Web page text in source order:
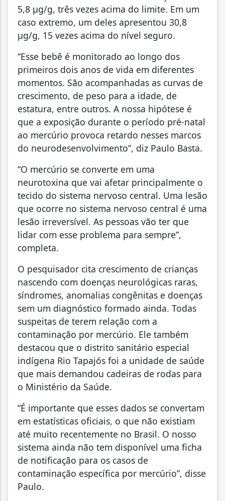
5,8 µg/g, três vezes acima do limite. Em um
caso extremo, um deles apresentou 30,8
µg/g, 15 vezes acima do nível seguro.
“Esse bebê é monitorado ao longo dos
primeiros dois anos de vida em diferentes
momentos. São acompanhadas as curvas de
crescimento, de peso para a idade, de
estatura, entre outros. A nossa hipótese é
que a exposição durante o período pré-natal
ao mercúrio provoca retardo nesses marcos
do neurodesenvolvimento”, diz Paulo Basta.
“O mercúrio se converte em uma
neurotoxina que vai afetar principalmente o
tecido do sistema nervoso central. Uma lesão
que ocorre no sistema nervoso central é uma
lesão irreversível. As pessoas vão ter que
lidar com esse problema para sempre”,
completa.
O pesquisador cita crescimento de crianças
nascendo com doenças neurológicas raras,
síndromes, anomalias congênitas e doenças
sem um diagnóstico formado ainda. Todas
suspeitas de terem relação com a
contaminação por mercúrio. Ele também
destacou que o distrito sanitário especial
indígena Rio Tapajós foi a unidade de saúde
que mais demandou cadeiras de rodas para
o Ministério da Saúde.
“É importante que esses dados se convertam
em estatísticas oficiais, o que não existiam
até muito recentemente no Brasil. O nosso
sistema ainda não tem disponível uma ficha
de notificação para os casos de
contaminação específica por mercúrio”, disse
Paulo.